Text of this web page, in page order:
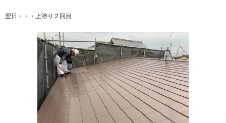
翌日・・・上塗り２回目